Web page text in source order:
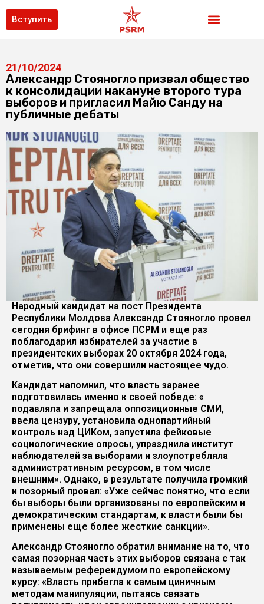
Вступить
21/10/2024
Александр Стояногло призвал общество
к консолидации накануне второго тура
выборов и пригласил Майю Санду на
публичные дебаты
Народный кандидат на пост Президента
Республики Молдова Александр Стояногло провел
сегодня брифинг в офисе ПСРМ и еще раз
поблагодарил избирателей за участие в
президентских выборах 20 октября 2024 года,
отметив, что они совершили настоящее чудо.
Кандидат напомнил, что власть заранее
подготовилась именно к своей победе: «
подавляла и запрещала оппозиционные СМИ,
ввела цензуру, установила однопартийный
контроль над ЦИКом, запустила фейковые
социологические опросы, упразднила институт
наблюдателей за выборами и злоупотребляла
административным ресурсом, в том числе
внешним». Однако, в результате получила громкий
и позорный провал: «Уже сейчас понятно, что если
бы выборы были организованы по европейским и
демократическим стандартам, к власти были бы
применены еще более жесткие санкции».
Александр Стояногло обратил внимание на то, что
самая позорная часть этих выборов связана с так
называемым референдумом по европейскому
курсу: «Власть прибегла к самым циничным
методам манипуляции, пытаясь связать